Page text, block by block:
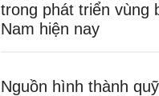
trong phát triển vùng
Nam hiện nay
Nguồn hình thành